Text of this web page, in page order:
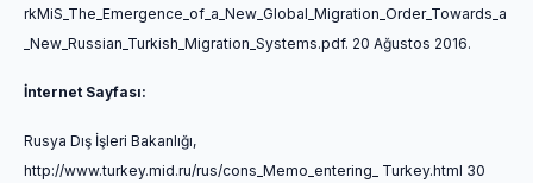
rkMiS_The_Emergence_of_a_New_Global_Migration_Order_Towards_a
_New_Russian_Turkish_Migration_Systems.pdf. 20 Ağustos 2016.
İnternet Sayfası:
Rusya Dış İşleri Bakanlığı,
http://www.turkey.mid.ru/rus/cons_Memo_entering_ Turkey.html 30